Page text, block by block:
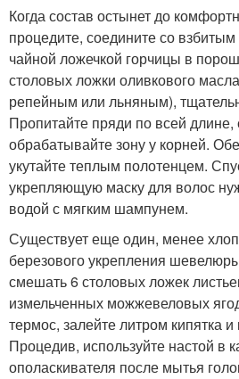
Когда состав остынет до
процедите, соедините со
чайной ложечкой горчицы в
столовых ложки оливкового
репейным или льняным),
Пропитайте пряди по всей
обрабатывайте зону у корней.
укутайте теплым полотенцем.
укрепляющую маску для волос
водой с мягким шампунем.
Существует еще один, менее
березового укрепления
смешать 6 столовых ложек
измельченных можжевеловых
термос, залейте литром кипятка
Процедив, используйте настой в
ополаскивателя после мытья